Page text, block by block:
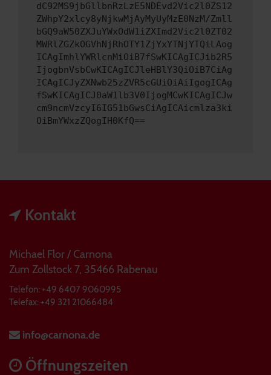
dC92MS9jbGllbnRzLzE5NDEvd2Vic2l0ZS12
ZWhpY2xlcy8yNjkwMjAyMyUyMzE0NzM/Zmll
bGQ9aW50ZXJuYWxOdW1iZXImd2Vic2l0ZT02
MWRlZGZkOGVhNjRhOTY1ZjYxYTNjYTQiLAog
ICAgImhlYWRlcnMiOiB7fSwKICAgICJib2R5
IjogbnVsbCwKICAgICJleHBlY3QiOiB7CiAg
ICAgICJyZXNwb25zZVR5cGUiOiAiIgogICAg
fSwKICAgICJ0aW1lb3V0IjogMCwKICAgICJw
cm9ncmVzcyI6IG51bGwsCiAgICAicmlza3ki
OiBmYWxzZQogIH0KfQ==
Kontakt
Michael Flor / Carnona
Zum Zollstock 7, 35466 Rabenau
Telefon: +49 6407 9060995
Telefax: +49 321 21066484
info@carnona.de
Öffnungszeiten